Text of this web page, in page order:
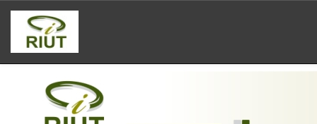
Skip
navigation